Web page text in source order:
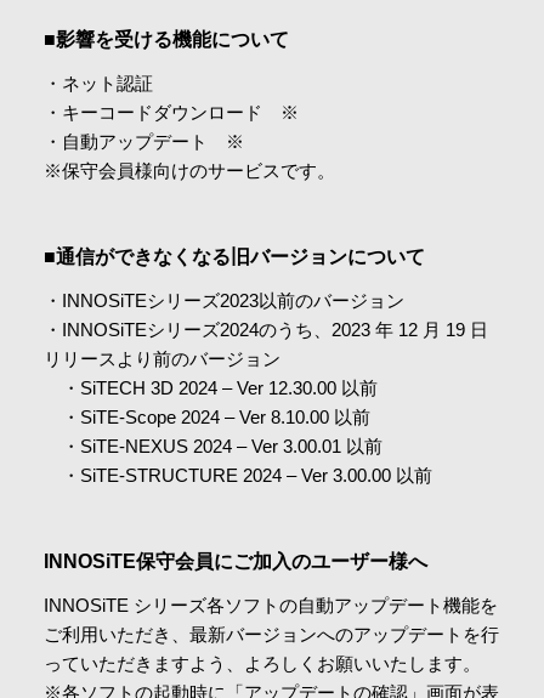
■影響を受ける機能について
・ネット認証​
・キーコードダウンロード ※​
・自動アップデート ※​
※保守会員様向けのサービスです。​
■通信ができなくなる旧バージョンについて
・INNOSiTEシリーズ2023以前のバージョン​
・INNOSiTEシリーズ2024のうち、2023 年 12 月 19 日
リリースより前のバージョン​
・SiTECH 3D 2024 – Ver 12.30.00 以前​
・SiTE-Scope 2024 – Ver 8.10.00 以前​
・SiTE-NEXUS 2024 – Ver 3.00.01 以前​
・SiTE-STRUCTURE 2024 – Ver 3.00.00 以前
INNOSiTE保守会員にご加入のユーザー様へ​
INNOSiTE シリーズ各ソフトの自動アップデート機能を
ご利用いただき、最新バージョンへのアップデートを行
っていただきますよう、よろしくお願いいたします。​
※各ソフトの起動時に「アップデートの確認」画面が表